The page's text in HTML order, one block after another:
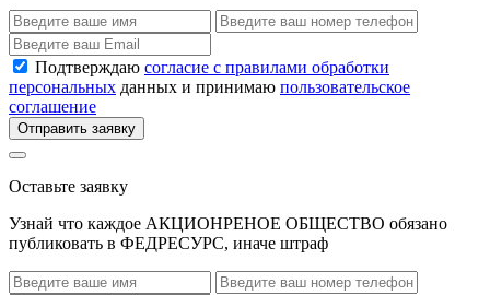
Подтверждаю согласие с правилами обработки
персональных данных и принимаю пользовательское
соглашение
Отправить заявку
Оставьте заявку
Узнай что каждое АКЦИОНРЕНОЕ ОБЩЕСТВО обязано
публиковать в ФЕДРЕСУРС, иначе штраф